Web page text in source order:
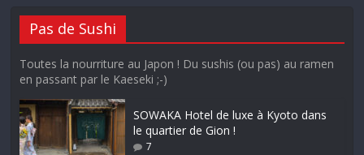
Pas de Sushi
Toutes la nourriture au Japon ! Du sushis (ou pas) au ramen
en passant par le Kaeseki ;-)
SOWAKA Hotel de luxe à Kyoto dans
le quartier de Gion !
7